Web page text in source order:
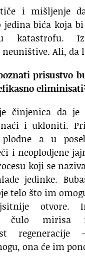
i mišljenje
jedina bića koja
katastrofu.
Ali, da
prisustvo
činjenica da je
i ukloniti.
plodne a u
i neoplodjene
koji se
jedinke.
telo što im
otvore.
čulo mirisa i
ona će im